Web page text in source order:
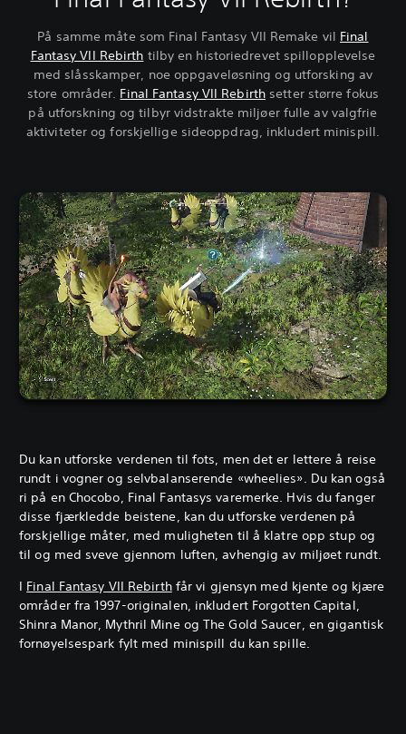
På samme måte som Final Fantasy VII Remake vil Final
Fantasy VII Rebirth tilby en historiedrevet spillopplevelse
med slåsskamper, noe oppgaveløsning og utforsking av
store områder. Final Fantasy VII Rebirth setter større fokus
på utforskning og tilbyr vidstrakte miljøer fulle av valgfrie
aktiviteter og forskjellige sideoppdrag, inkludert minispill.
Du kan utforske verdenen til fots, men det er lettere å reise
rundt i vogner og selvbalanserende «wheelies». Du kan også
ri på en Chocobo, Final Fantasys varemerke. Hvis du fanger
disse fjærkledde beistene, kan du utforske verdenen på
forskjellige måter, med muligheten til å klatre opp stup og
til og med sveve gjennom luften, avhengig av miljøet rundt.
I Final Fantasy VII Rebirthfår vi gjensyn med kjente og kjære
områder fra 1997-originalen, inkludert Forgotten Capital,
Shinra Manor, Mythril Mine og The Gold Saucer, en gigantisk
fornøyelsespark fylt med minispill du kan spille.